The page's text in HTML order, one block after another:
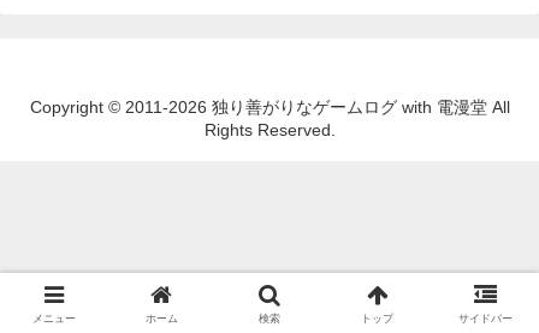
Copyright © 2011-2026 独り善がりなゲームログ with 電漫堂 All
Rights Reserved.
メニュー ホーム 検索 トップ サイドバー